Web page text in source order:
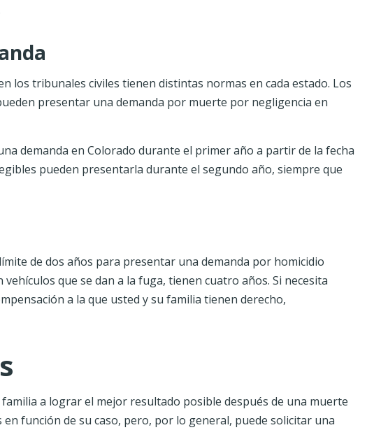
los tribunales civiles tienen distintas normas en cada estado. Los
presentar una demanda por muerte por negligencia en
demanda en Colorado durante el primer año a partir de la fecha
pueden presentarla durante el segundo año, siempre que
de dos años para presentar una demanda por homicidio
que se dan a la fuga, tienen cuatro años. Si necesita
a la que usted y su familia tienen derecho,
a lograr el mejor resultado posible después de una muerte
función de su caso, pero, por lo general, puede solicitar una